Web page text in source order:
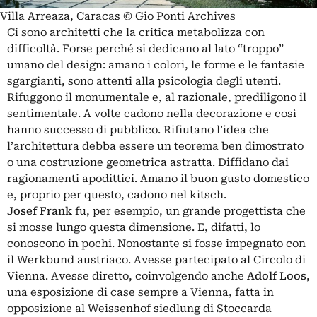
Villa Arreaza, Caracas © Gio Ponti Archives
Ci sono architetti che la critica metabolizza con
difficoltà. Forse perché si dedicano al lato “troppo”
umano del design: amano i colori, le forme e le fantasie
sgargianti, sono attenti alla psicologia degli utenti.
Rifuggono il monumentale e, al razionale, prediligono il
sentimentale. A volte cadono nella decorazione e così
hanno successo di pubblico. Rifiutano l’idea che
l’architettura debba essere un teorema ben dimostrato
o una costruzione geometrica astratta. Diffidano dai
ragionamenti apodittici. Amano il buon gusto domestico
e, proprio per questo, cadono nel kitsch.
Josef Frank fu, per esempio, un grande progettista che
si mosse lungo questa dimensione. E, difatti, lo
conoscono in pochi. Nonostante si fosse impegnato con
il Werkbund austriaco. Avesse partecipato al Circolo di
Vienna. Avesse diretto, coinvolgendo anche Adolf Loos,
una esposizione di case sempre a Vienna, fatta in
opposizione al Weissenhof siedlung di Stoccarda